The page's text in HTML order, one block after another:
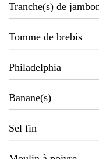
Tranche(s) de
Tomme de brebis
Philadelphia
Banane(s)
Sel fin